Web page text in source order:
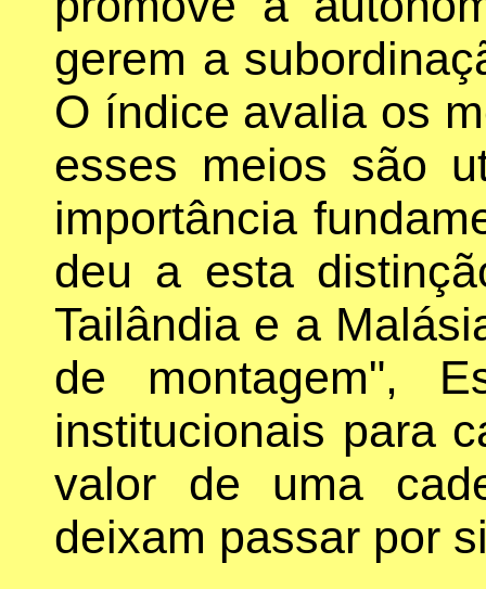
gerem a
O índice avalia os
esses meios são
importância
deu a esta
Tailândia e a
de montagem",
institucionais para
valor de uma
deixam passar por